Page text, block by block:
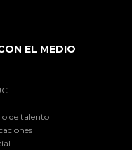
EL MEDIO
de talento